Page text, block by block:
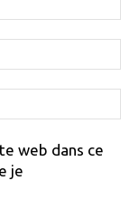
:
:
:
web dans ce
je